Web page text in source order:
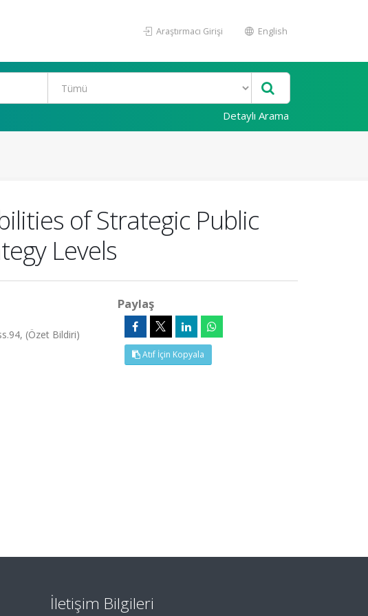
Araştırmacı Girişi English
Detaylı Arama
of Strategic Public
Levels
(Özet Bildiri)
Paylaş
Atıf İçin Kopyala
İletişim Bilgileri